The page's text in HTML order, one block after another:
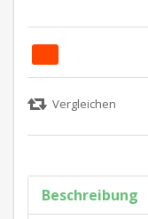
Beschreibung